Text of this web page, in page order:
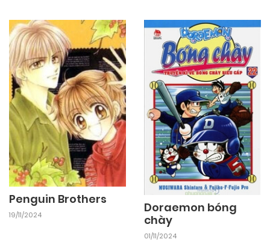
Penguin Brothers
19/11/2024
Doraemon bóng
chày
01/11/2024